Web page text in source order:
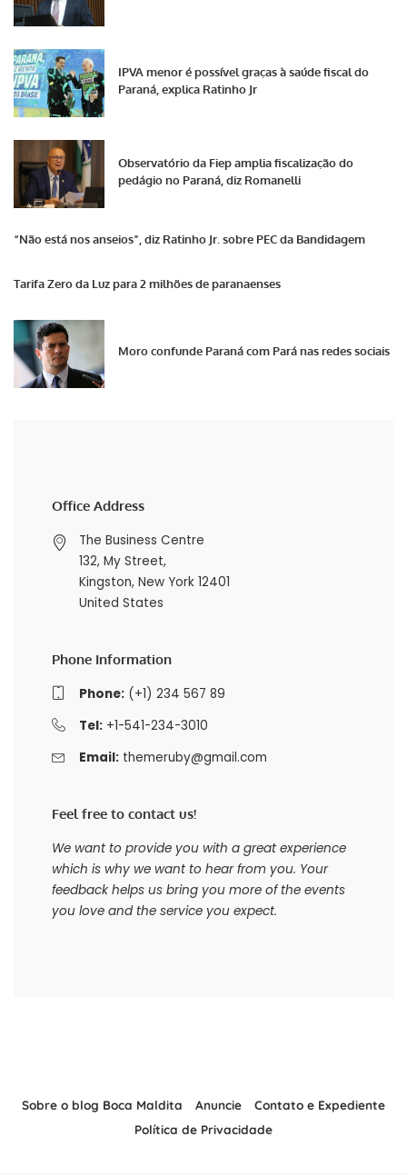
IPVA menor é possível graças à saúde fiscal do
Paraná, explica Ratinho Jr
Observatório da Fiep amplia fiscalização do
pedágio no Paraná, diz Romanelli
“Não está nos anseios”, diz Ratinho Jr. sobre PEC da Bandidagem
Tarifa Zero da Luz para 2 milhões de paranaenses
Moro confunde Paraná com Pará nas redes sociais
Office Address
The Business Centre
132, My Street,
Kingston, New York 12401
United States
Phone Information
Phone:(+1) 234 567 89
Tel:+1-541-234-3010
Email: themeruby@gmail.com
Feel free to contact us!
We want to provide you with a great experience
which is why we want to hear from you. Your
feedback helps us bring you more of the events
you love and the service you expect.
Sobre o blog Boca Maldita Anuncie
Contato e Expediente
Política de Privacidade